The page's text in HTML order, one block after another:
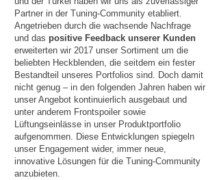
Partner in der Tuning-Community etabliert.
Angetrieben durch die wachsende Nachfrage
und das positive Feedback unserer Kunden
erweiterten wir 2017 unser Sortiment um die
beliebten Heckblenden, die seitdem ein fester
Bestandteil unseres Portfolios sind. Doch damit
nicht genug – in den folgenden Jahren haben wir
unser Angebot kontinuierlich ausgebaut und
unter anderem Frontspoiler sowie
Lüftungseinlässe in unser Produktportfolio
aufgenommen. Diese Entwicklungen spiegeln
unser Engagement wider, immer neue,
innovative Lösungen für die Tuning-Community
anzubieten.